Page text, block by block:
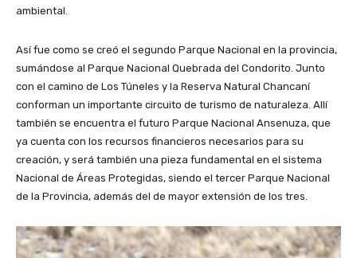
ambiental.
Así fue como se creó el segundo Parque Nacional en la provincia,
sumándose al Parque Nacional Quebrada del Condorito. Junto
con el camino de Los Túneles y la Reserva Natural Chancaní
conforman un importante circuito de turismo de naturaleza. Allí
también se encuentra el futuro Parque Nacional Ansenuza, que
ya cuenta con los recursos financieros necesarios para su
creación, y será también una pieza fundamental en el sistema
Nacional de Áreas Protegidas, siendo el tercer Parque Nacional
de la Provincia, además del de mayor extensión de los tres.